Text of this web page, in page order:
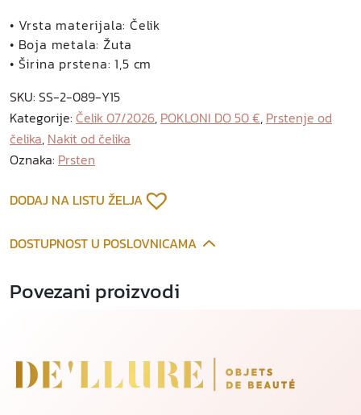
d
p
o
z
a
ć
n
g
k
• Vrsta materijala: Čelik
• Boja metala: Žuta
• Širina prstena: 1,5 cm
SKU: SS-2-089-Y15
Kategorije: Čelik 07/2026, POKLONI DO 50 €, Prstenje od
čelika, Nakit od čelika
Oznaka: Prsten
DODAJ NA LISTU ŽELJA
DOSTUPNOST U POSLOVNICAMA
Povezani proizvodi